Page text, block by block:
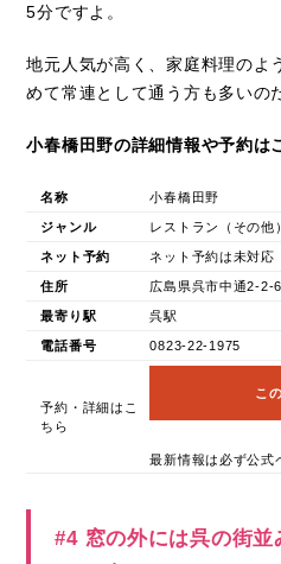
5分ですよ。
地元人気が高く、家庭料理のよ
めて常連として通う方も多いの
小春橋田野の詳細情報や予約は
名称 小春橋田野
ジャンル レストラン（その他
ネット予約 ネット予約は未対応
住所 広島県呉市中通2-2-6
最寄り駅 呉駅
電話番号 0823-22-1975
予約・詳細はこ
ちら
こ
最新情報は必ず公式
#4 窓の外には呉の街